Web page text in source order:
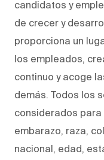
candidatos y
de crecer y
proporciona un
los empleados,
continuo y acoge
demás. Todos los
considerados para
embarazo, raza,
nacional, edad,